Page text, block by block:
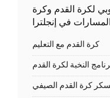
لكرة القدم وكرة
كرة القدم مع التعليم
النخبة لكرة القدم
كرة القدم الصيفي